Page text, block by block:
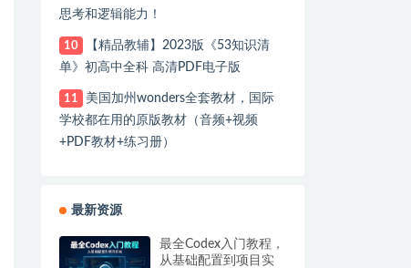
思考和逻辑能力！
10
【精品教辅】2023版《53知识清
单》初高中全科 高清PDF电子版
11
美国加州wonders全套教材，国际
学校都在用的原版教材（音频+视频
+PDF教材+练习册）
最新资源
最全Codex入门教程，
从基础配置到项目实